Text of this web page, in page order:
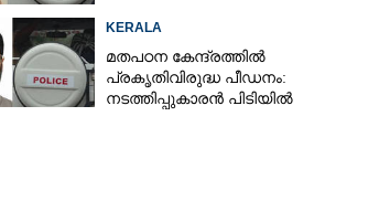
KERALA
മതപഠന കേന്ദ്രത്തിൽ
പ്രകൃതിവിരുദ്ധ പീഡനം:
നടത്തിപ്പുകാരൻ പിടിയിൽ